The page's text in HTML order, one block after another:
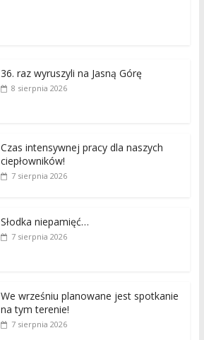
36. raz wyruszyli na Jasną Górę
8 sierpnia 2026
Czas intensywnej pracy dla naszych
ciepłowników!
7 sierpnia 2026
Słodka niepamięć…
7 sierpnia 2026
We wrześniu planowane jest spotkanie
na tym terenie!
7 sierpnia 2026